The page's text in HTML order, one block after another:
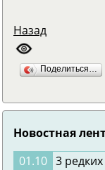
Назад
Поделиться…
Новостная
01.10 3